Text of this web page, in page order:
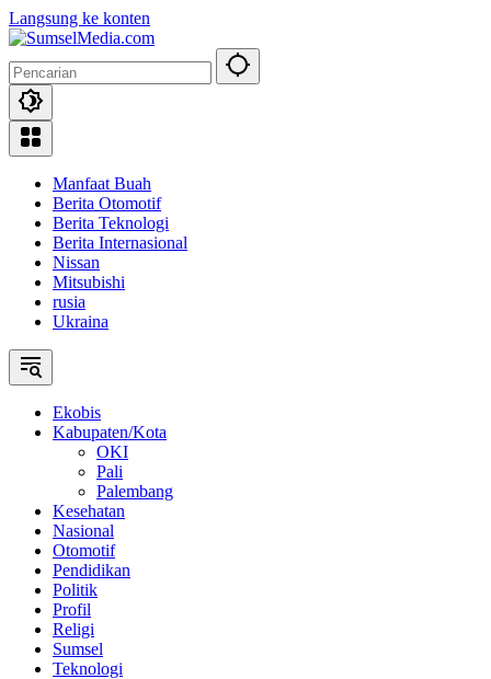
Langsung ke konten
Manfaat Buah
Berita Otomotif
Berita Teknologi
Berita Internasional
Nissan
Mitsubishi
rusia
Ukraina
Ekobis
Kabupaten/Kota
OKI
Pali
Palembang
Kesehatan
Nasional
Otomotif
Pendidikan
Politik
Profil
Religi
Sumsel
Teknologi